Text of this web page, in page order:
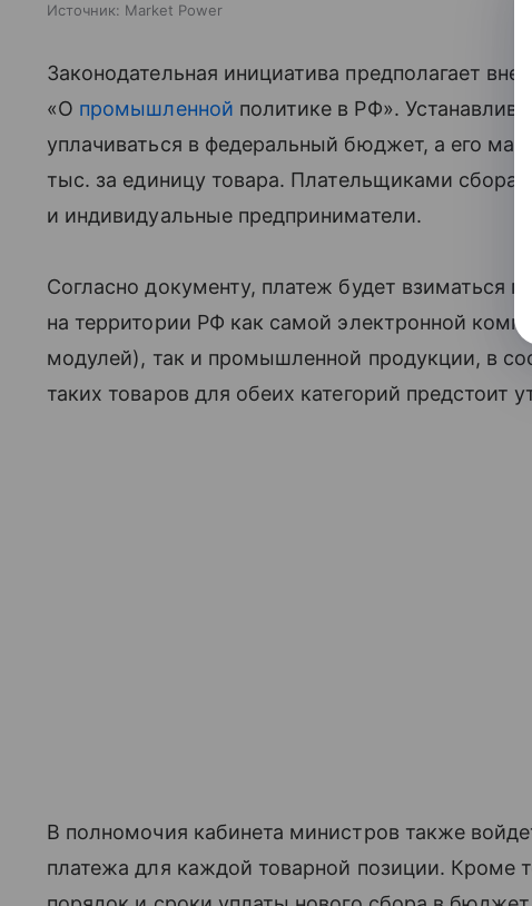
Источник: Market Power
Законодательная инициатива предполагает
«О промышленной политике в РФ».
уплачиваться в федеральный бюджет, а его
тыс. за единицу товара. Плательщиками сбора
и индивидуальные предприниматели.
Согласно документу, платеж будет взиматься
на территории РФ как самой электронной
модулей), так и промышленной продукции, в
таких товаров для обеих категорий предстоит
В полномочия кабинета министров также
платежа для каждой товарной позиции. Кроме